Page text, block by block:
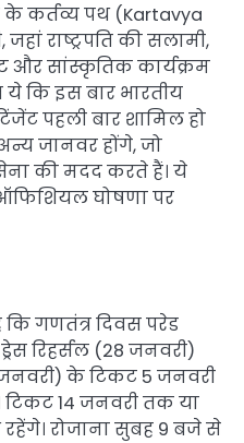
कर्तव्य पथ (Kartavya
राष्ट्रपति की सलामी,
और सांस्कृतिक कार्यक्रम
कि इस बार भारतीय
पहली बार शामिल हो
जानवर होंगे, जो
की मदद करते हैं। ये
ऑफिशियल घोषणा पर
कि गणतंत्र दिवस परेड
रिहर्सल (28 जनवरी)
जनवरी) के टिकट 5 जनवरी
टिकट 14 जनवरी तक या
रोजाना सुबह 9 बजे से